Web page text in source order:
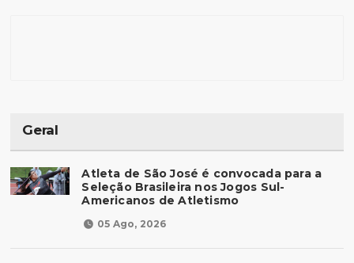
Geral
Atleta de São José é convocada para a
Seleção Brasileira nos Jogos Sul-
Americanos de Atletismo
05 Ago, 2026